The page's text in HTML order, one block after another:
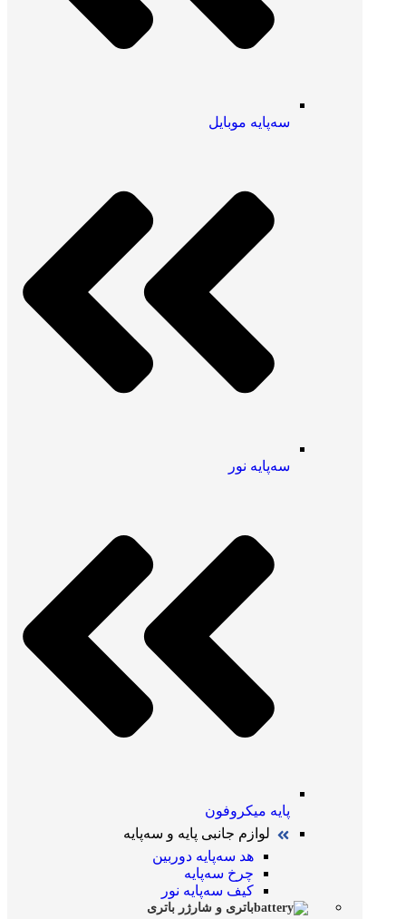
سه‌پایه موبایل
سه‌پایه نور
پایه میکروفون
لوازم جانبی پایه و سه‌پایه
هد سه‌پایه دوربین
چرخ سه‌پایه
کیف سه‌پایه نور
باتری و شارژر باتری